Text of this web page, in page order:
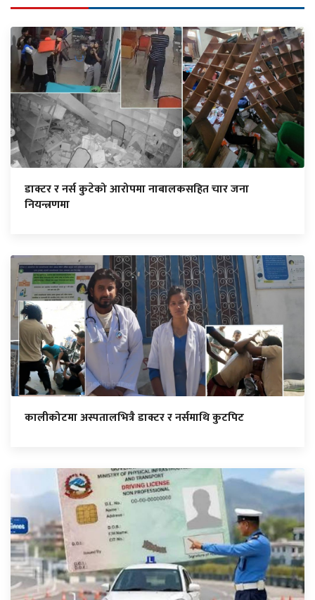
डाक्टर र नर्स कुटेको आरोपमा नाबालकसहित चार जना
नियन्त्रणमा
कालीकोटमा अस्पतालभित्रै डाक्टर र नर्समाथि कुटपिट